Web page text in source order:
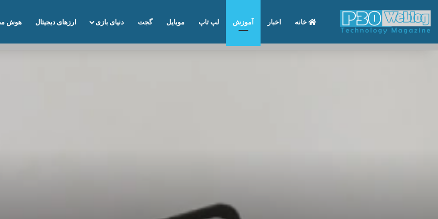
خانه اخبار آموزش لپ تاپ موبایل گجت دنیای بازی ارزهای دیجیتال هوش